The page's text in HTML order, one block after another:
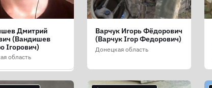
Геннадий
(Бибочкін
Геннадійович)
область
Дмитрий
(Вандишев
Ігорович)
область
Варчук Игорь Фёдорович
(Варчук Ігор Федорович)
Донецкая область